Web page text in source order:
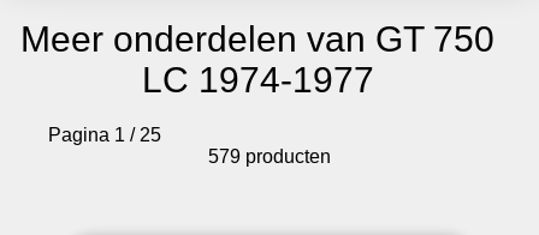
Meer onderdelen van GT 750
LC 1974-1977
Pagina 1 / 25
579 producten